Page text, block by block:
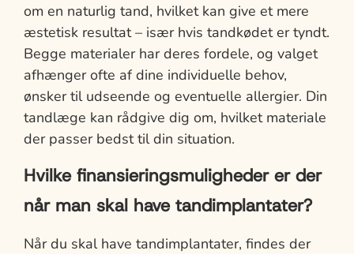
om en naturlig tand, hvilket kan give et mere
æstetisk resultat – især hvis tandkødet er tyndt.
Begge materialer har deres fordele, og valget
afhænger ofte af dine individuelle behov,
ønsker til udseende og eventuelle allergier. Din
tandlæge kan rådgive dig om, hvilket materiale
der passer bedst til din situation.
Hvilke finansieringsmuligheder er der
når man skal have tandimplantater?
Når du skal have tandimplantater, findes der